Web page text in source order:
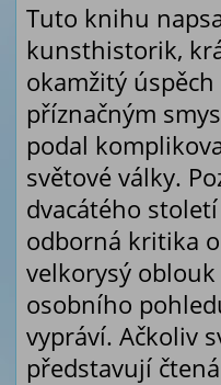
Tuto knihu
kunsthistorik,
okamžitý
příznačným
podal
světové války.
dvacátého
odborná kritika
velkorysý
osobního
vypráví. Ačkoliv
představují